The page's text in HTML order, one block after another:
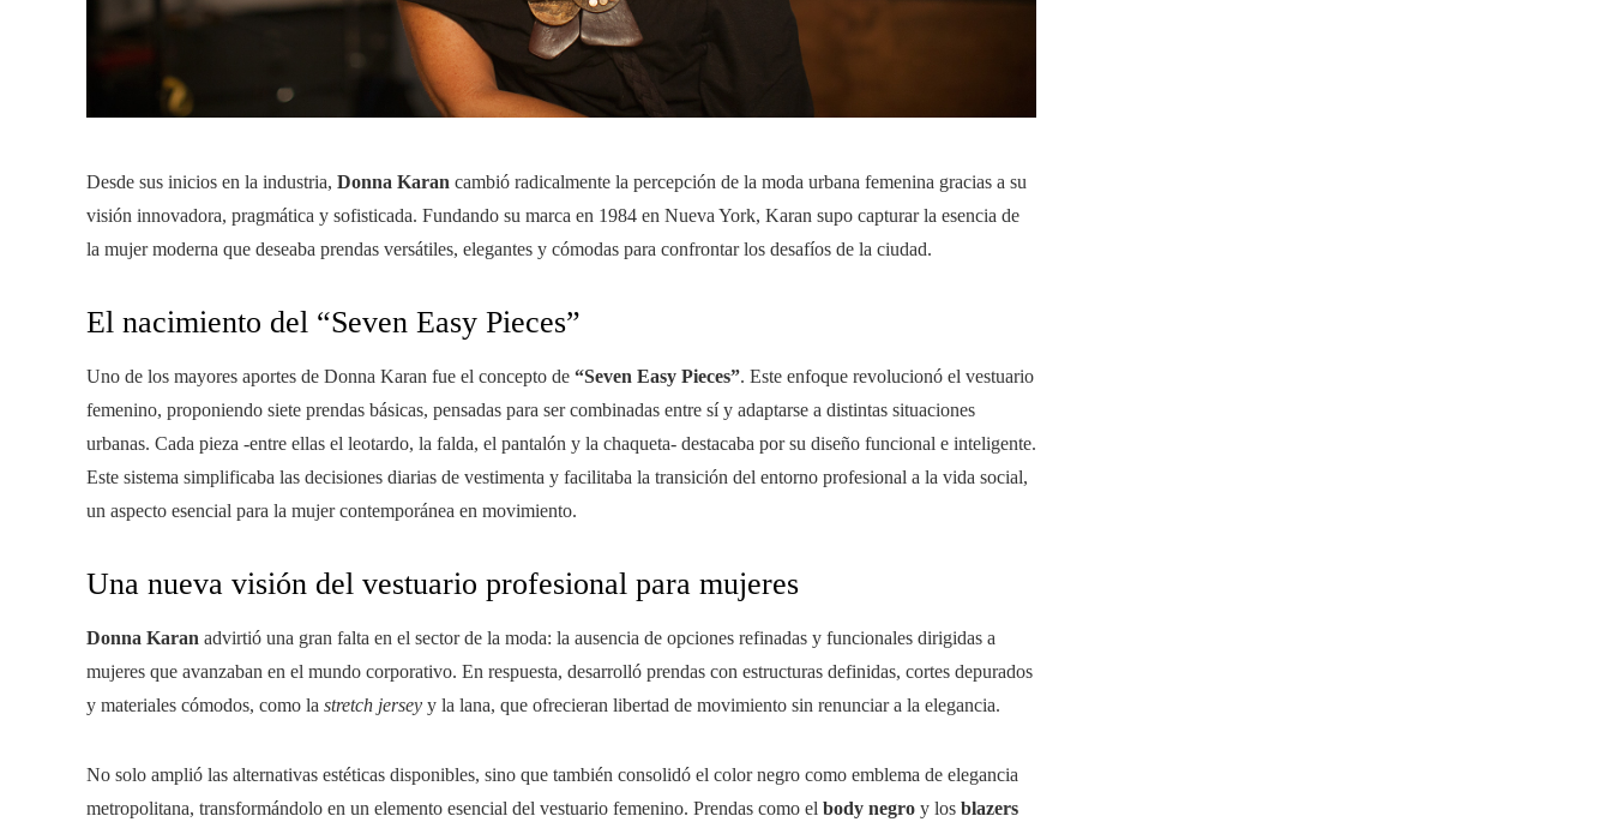
Desde sus inicios en la industria, Donna Karan cambió radicalmente la percepción de la moda urbana femenina gracias a su
visión innovadora, pragmática y sofisticada. Fundando su marca en 1984 en Nueva York, Karan supo capturar la esencia de
la mujer moderna que deseaba prendas versátiles, elegantes y cómodas para confrontar los desafíos de la ciudad.
El nacimiento del “Seven Easy Pieces”
Uno de los mayores aportes de Donna Karan fue el concepto de “Seven Easy Pieces”. Este enfoque revolucionó el vestuario
femenino, proponiendo siete prendas básicas, pensadas para ser combinadas entre sí y adaptarse a distintas situaciones
urbanas. Cada pieza -entre ellas el leotardo, la falda, el pantalón y la chaqueta- destacaba por su diseño funcional e inteligente.
Este sistema simplificaba las decisiones diarias de vestimenta y facilitaba la transición del entorno profesional a la vida social,
un aspecto esencial para la mujer contemporánea en movimiento.
Una nueva visión del vestuario profesional para mujeres
Donna Karan advirtió una gran falta en el sector de la moda: la ausencia de opciones refinadas y funcionales dirigidas a
mujeres que avanzaban en el mundo corporativo. En respuesta, desarrolló prendas con estructuras definidas, cortes depurados
y materiales cómodos, como la stretch jersey y la lana, que ofrecieran libertad de movimiento sin renunciar a la elegancia.
No solo amplió las alternativas estéticas disponibles, sino que también consolidó el color negro como emblema de elegancia
metropolitana, transformándolo en un elemento esencial del vestuario femenino. Prendas como el body negro y los blazers